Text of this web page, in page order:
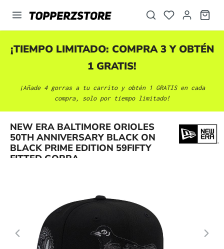
principal
¡TIEMPO LIMITADO: COMPRA 3 Y OBTÉN
1 GRATIS!
¡Añade 4 gorras a tu carrito y obtén 1 GRATIS en cada
compra, solo por tiempo limitado!
NEW ERA BALTIMORE ORIOLES
50TH ANNIVERSARY BLACK ON
BLACK PRIME EDITION 59FIFTY
FITTED GORRA
Omitir galería de imágenes